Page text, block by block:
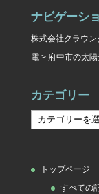
ナビゲーシ
株式会社クラウン
電> 府中市の太
カテゴリー
リ
トップページ
すべての